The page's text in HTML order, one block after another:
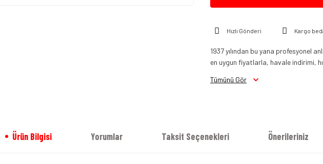
Hızlı Gönderi Kargo
1937 yılından bu yana profesyonel
en uygun fiyatlarla, havale indirimi,
Tümünü Gör
Ürün Bilgisi Yorumlar Taksit Seçenekleri Önerileriniz